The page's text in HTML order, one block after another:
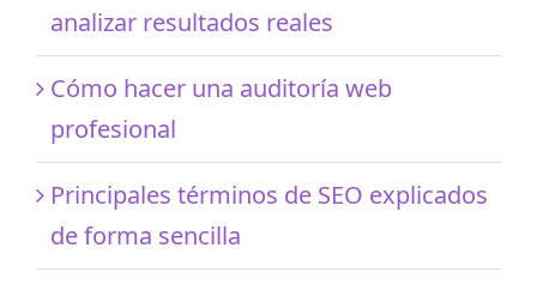
analizar resultados reales
Cómo hacer una auditoría web
profesional
Principales términos de SEO explicados
de forma sencilla